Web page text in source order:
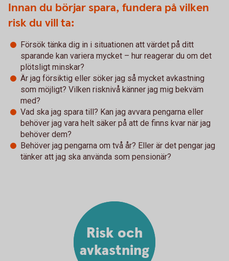
Innan du börjar spara, fundera på vilken
risk du vill ta:
Försök tänka dig in i situationen att värdet på ditt
sparande kan variera mycket – hur reagerar du om det
plötsligt minskar?
Är jag försiktig eller söker jag så mycket avkastning
som möjligt? Vilken risknivå känner jag mig bekväm
med?
Vad ska jag spara till? Kan jag avvara pengarna eller
behöver jag vara helt säker på att de finns kvar när jag
behöver dem?
Behöver jag pengarna om två år? Eller är det pengar jag
tänker att jag ska använda som pensionär?
Risk och
avkastning